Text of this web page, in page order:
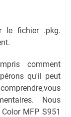
le fichier .pkg.
comment
qu'il peut
Nous
MFP S951